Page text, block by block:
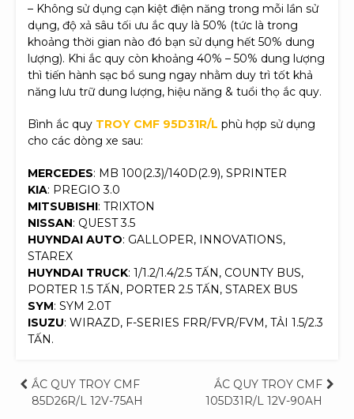
– Không sử dụng cạn kiệt điện năng trong mỗi lần sử
dụng, độ xả sâu tối ưu ắc quy là 50% (tức là trong
khoảng thời gian nào đó bạn sử dụng hết 50% dung
lượng). Khi ắc quy còn khoảng 40% – 50% dung lượng
thì tiến hành sạc bổ sung ngay nhằm duy trì tốt khả
năng lưu trữ dung lượng, hiệu năng & tuổi thọ ắc quy.
Bình ắc quy TROY CMF 95D31R/L phù hợp sử dụng
cho các dòng xe sau:
MERCEDES: MB 100(2.3)/140D(2.9), SPRINTER
KIA: PREGIO 3.0
MITSUBISHI: TRIXTON
NISSAN: QUEST 3.5
HUYNDAI AUTO: GALLOPER, INNOVATIONS,
STAREX
HUYNDAI TRUCK: 1/1.2/1.4/2.5 TẤN, COUNTY BUS,
PORTER 1.5 TẤN, PORTER 2.5 TẤN, STAREX BUS
SYM: SYM 2.0T
ISUZU: WIRAZD, F-SERIES FRR/FVR/FVM, TẢI 1.5/2.3
TẤN.
Điều
ẮC QUY TROY CMF
85D26R/L 12V-75AH
ẮC QUY TROY CMF
105D31R/L 12V-90AH